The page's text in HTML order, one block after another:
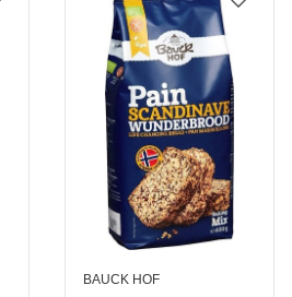
PRODUCENT
BAUCK HOF